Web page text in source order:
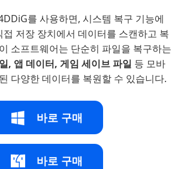
를 사용하면, 시스템 복구 기능에
저장 장치에서 데이터를 스캔하고 복
소프트웨어는 단순히 파일을 복구하는
, 앱 데이터, 게임 세이브 파일 등 모바
다양한 데이터를 복원할 수 있습니다.
바로 구매
바로 구매